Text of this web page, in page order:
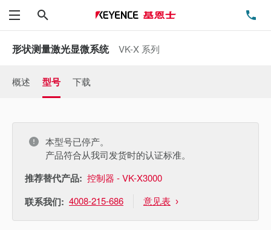
菜单
形状测量激光显微系统 VK-X 系列
概述 型号 下载
本型号已停产。
产品符合从我司发货时的认证标准。
推荐替代产品: 控制器 - VK-X3000
联系我们: 4008-215-686 意见表